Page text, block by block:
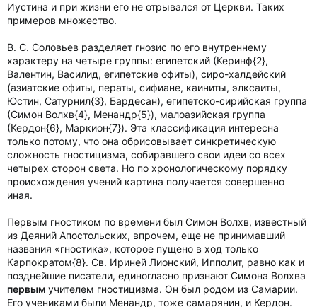
Иустина и при жизни его не отрывался от Церкви. Таких
примеров множество.
В. С. Соловьев разделяет гнозис по его внутреннему
характеру на четыре группы: египетский (Керинф{2},
Валентин, Василид, египетские офиты), сиро-халдейский
(азиатские офиты, ператы, сифиане, каиниты, элксаиты,
Юстин, Сатурнил{3}, Бардесан), египетско-сирийская группа
(Симон Волхв{4}, Менандр{5}), малоазийская группа
(Кердон{6}, Маркион{7}). Эта классификация интересна
только потому, что она обрисовывает синкретическую
сложность гностицизма, собиравшего свои идеи со всех
четырех сторон света. Но по хронологическому порядку
происхождения учений картина получается совершенно
иная.
Первым гностиком по времени был Симон Волхв, известный
из Деяний Апостольских, впрочем, еще не принимавший
названия «гностика», которое пущено в ход только
Карпократом{8}. Св. Ириней Лионский, Ипполит, равно как и
позднейшие писатели, единогласно признают Симона Волхва
первым учителем гностицизма. Он был родом из Самарии.
Его учениками были Менандр, тоже самарянин, и Кердон.